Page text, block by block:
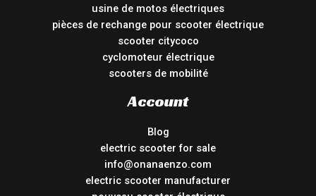
usine de motos électriques
pièces de rechange pour scooter électrique
scooter citycoco
cyclomoteur électrique
scooters de mobilité
Account
Blog
electric scooter for sale
info@onanaenzo.com
electric scooter manufacturer